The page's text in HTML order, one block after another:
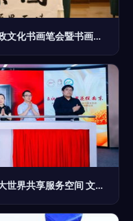
翰墨传清韵 丹青绘勤廉——中国廉政文化书画笔会暨书画捐赠活动在龙江盛大开幕
文化筑高地 南京东路街道打造演艺大世界共享服务空间 文化经纪人服务正当时